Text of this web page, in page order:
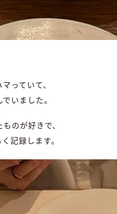
っていて、
いました。
のが好きで、
記録します。